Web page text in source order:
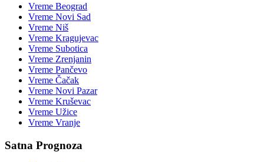
Vreme Beograd
Vreme Novi Sad
Vreme Niš
Vreme Kragujevac
Vreme Subotica
Vreme Zrenjanin
Vreme Pančevo
Vreme Čačak
Vreme Novi Pazar
Vreme Kruševac
Vreme Užice
Vreme Vranje
Satna Prognoza